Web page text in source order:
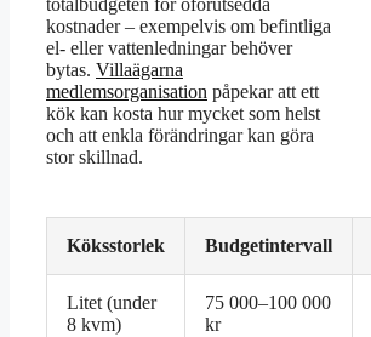
totalbudgeten för oförutsedda
kostnader – exempelvis om befintliga
el- eller vattenledningar behöver
bytas. Villaägarna
medlemsorganisation påpekar att ett
kök kan kosta hur mycket som helst
och att enkla förändringar kan göra
stor skillnad.
Köksstorlek Budgetintervall
Litet (under
8 kvm)
75 000–100 000
kr